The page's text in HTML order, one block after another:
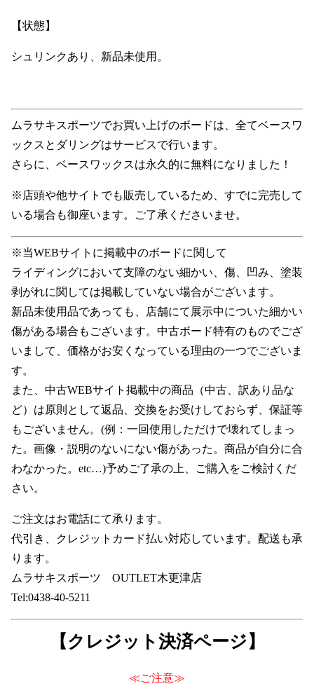
【状態】
シュリンクあり、新品未使用。
ムラサキスポーツでお買い上げのボードは、全てベースワ
ックスとダリングはサービスで行います。
さらに、ベースワックスは永久的に無料になりました！
※店頭や他サイトでも販売しているため、すでに完売して
いる場合も御座います。ご了承くださいませ。
※当WEBサイトに掲載中のボードに関して
ライディングにおいて支障のない細かい、傷、凹み、塗装
剥がれに関しては掲載していない場合がございます。
新品未使用品であっても、店舗にて展示中についた細かい
傷がある場合もございます。中古ボード特有のものでござ
いまして、価格がお安くなっている理由の一つでございま
す。
また、中古WEBサイト掲載中の商品（中古、訳あり品な
ど）は原則として返品、交換をお受けしておらず、保証等
もございません。(例：一回使用しただけで壊れてしまっ
た。画像・説明のないにない傷があった。商品が自分に合
わなかった。etc…)予めご了承の上、ご購入をご検討くだ
さい。
ご注文はお電話にて承ります。
代引き、クレジットカード払い対応しています。配送も承
ります。
ムラサキスポーツ OUTLET木更津店
Tel:0438-40-5211
【クレジット決済ページ】
≪ご注意≫